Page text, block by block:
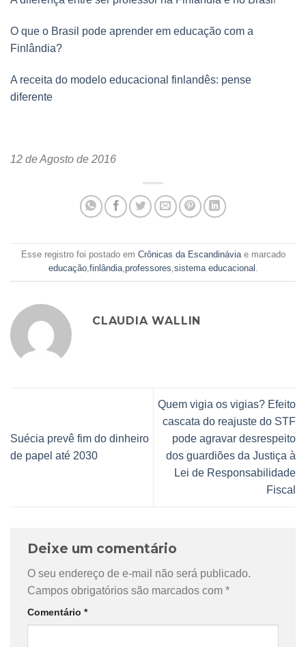
O que o Brasil pode aprender em educação com a
Finlândia?
A receita do modelo educacional finlandês: pense
diferente
12 de Agosto de 2016
Esse registro foi postado em Crônicas da Escandináviae marcado
educação,finlândia,professores,sistema educacional .
CLAUDIA WALLIN
Suécia prevê fim do dinheiro
de papel até 2030
Quem vigia os vigias? Efeito
cascata do reajuste do STF
pode agravar desrespeito
dos guardiões da Justiça à
Lei de Responsabilidade
Fiscal
Deixe um comentário
O seu endereço de e-mail não será publicado.
Campos obrigatórios são marcados com *
Comentário *